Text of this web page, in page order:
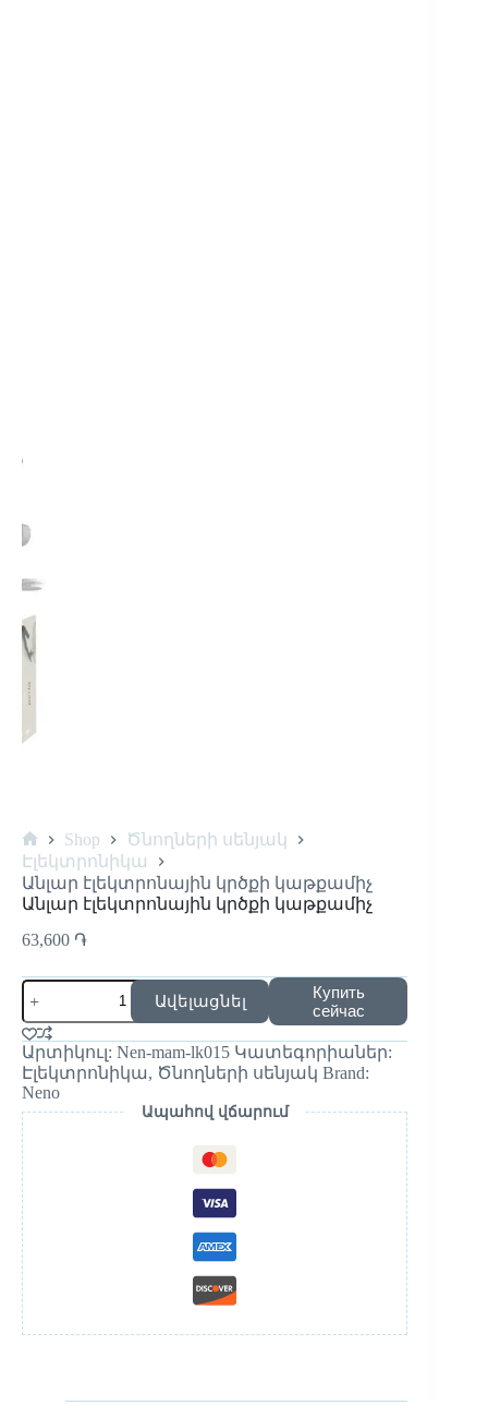
Shop
Ծնողների սենյակ
Էլեկտրոնիկա
Անլար էլեկտրոնային կրծքի կաթքամիչ
Անլար էլեկտրոնային կրծքի կաթքամիչ
63,600 ֏
Ավելացնել
Купить
сейчас
Արտիկուլ: Nen-mam-lk015 Կատեգորիաներ:
Էլեկտրոնիկա, Ծնողների սենյակ Brand:
Neno
Ապահով վճարում